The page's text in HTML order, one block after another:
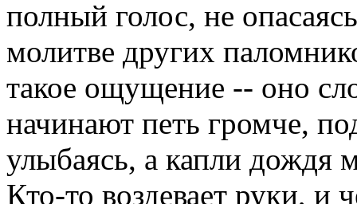
полный голос, не
молитве других
такое ощущение -- оно
начинают петь громче,
улыбаясь, а капли дождя
Кто-то воздевает руки, и